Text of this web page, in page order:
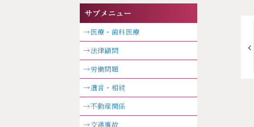
→医療・歯科医療
→法律顧問
→労働問題
→遺言・相続
→不動産関係
→交通事故